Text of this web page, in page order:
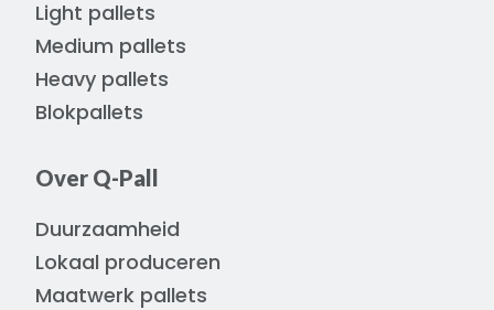
Light pallets
Medium pallets
Heavy pallets
Blokpallets
Over Q-Pall
Duurzaamheid
Lokaal produceren
Maatwerk pallets